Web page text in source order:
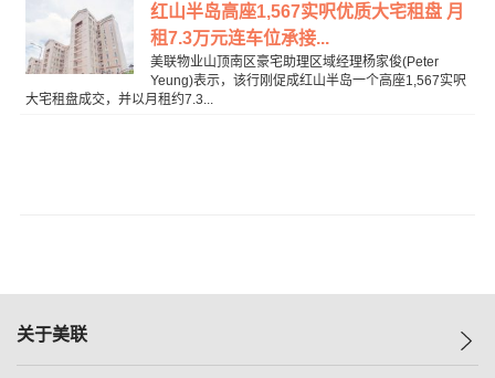
红山半岛高座1,567实呎优质大宅租盘 月
租7.3万元连车位承接...
美联物业山顶南区豪宅助理区域经理杨家俊(Peter
Yeung)表示，该行刚促成红山半岛一个高座1,567实呎
大宅租盘成交，并以月租约7.3...
关于美联